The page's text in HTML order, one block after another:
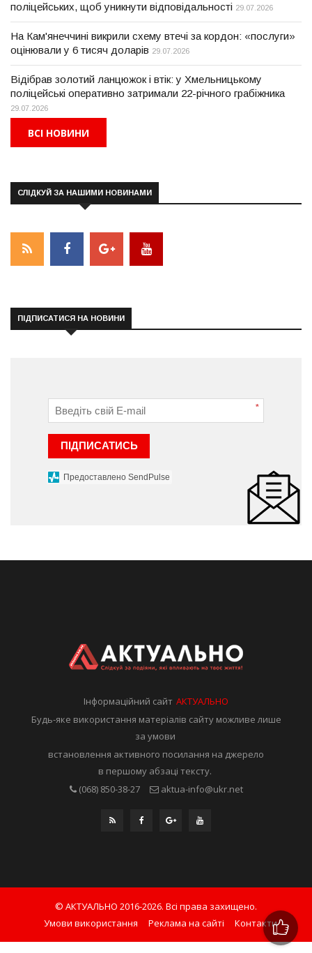
поліцейських, щоб уникнути відповідальності 29.07.2026
На Кам'янеччині викрили схему втечі за кордон: «послуги»
оцінювали у 6 тисяч доларів 29.07.2026
Відібрав золотий ланцюжок і втік: у Хмельницькому
поліцейські оперативно затримали 22-річного грабіжника
29.07.2026
ВСІ НОВИНИ
СЛІДКУЙ ЗА НАШИМИ НОВИНАМИ
ПІДПИСАТИСЯ НА НОВИНИ
*
ПІДПИСАТИСЬ
Предоставлено SendPulse
Інформаційний сайтАКТУАЛЬНО
Будь-яке використання матеріалів сайту можливе лише
за умови
встановлення активного посилання на джерело
в першому абзаці тексту.
(068) 850-38-27
aktua-info@ukr.net
© АКТУАЛЬНО 2016-2026. Всі права захищено.
Умови використання
Реклама на сайті Контакти